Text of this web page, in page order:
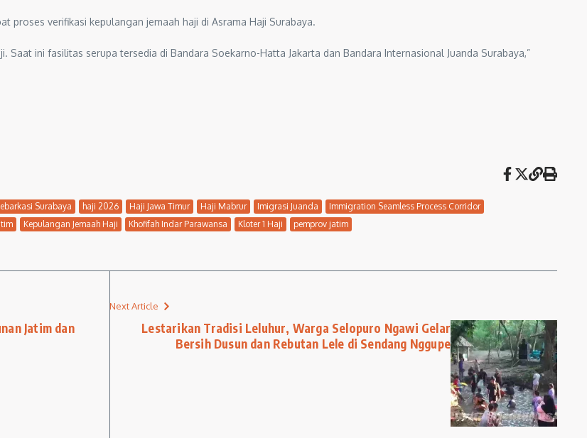
proses verifikasi kepulangan jemaah haji di Asrama Haji Surabaya.
ini fasilitas serupa tersedia di Bandara Soekarno-Hatta Jakarta dan Bandara Internasional Juanda Surabaya,”
Surabaya haji 2026 Haji Jawa Timur Haji Mabrur Imigrasi Juanda
Immigration Seamless Process Corridor
Kepulangan Jemaah Haji Khofifah Indar Parawansa Kloter 1 Haji pemprov jatim
Jatim dan
Next Article
Lestarikan Tradisi Leluhur, Warga Selopuro Ngawi Gelar
Bersih Dusun dan Rebutan Lele di Sendang Nggupe